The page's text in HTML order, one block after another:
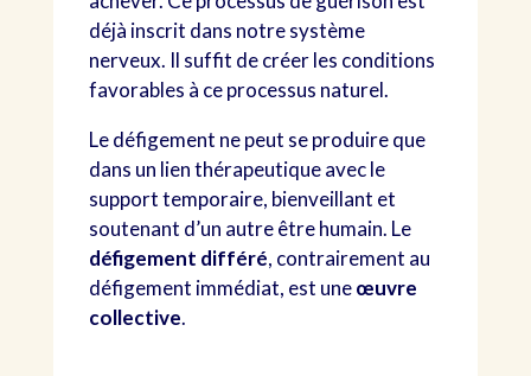
déjà inscrit dans notre système
nerveux. Il suffit de créer les conditions
favorables à ce processus naturel.
Le défigement ne peut se produire que
dans un lien thérapeutique avec le
support temporaire, bienveillant et
soutenant d’un autre être humain. Le
défigement différé, contrairement au
défigement immédiat, est uneœuvre
collective.